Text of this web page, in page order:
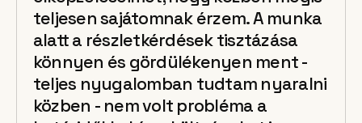
teljesen sajátomnak érzem. A munka
alatt a részletkérdések tisztázása
könnyen és gördülékenyen ment -
teljes nyugalomban tudtam nyaralni
közben - nem volt probléma a